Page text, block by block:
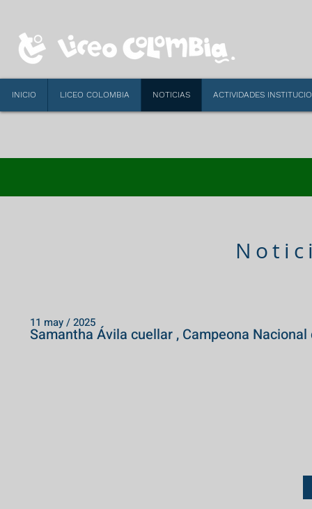
INICIO LICEO COLOMBIA NOTICIAS ACTIVIDADES
Samantha Ávila cuellar , Campeona
11 may / 2025